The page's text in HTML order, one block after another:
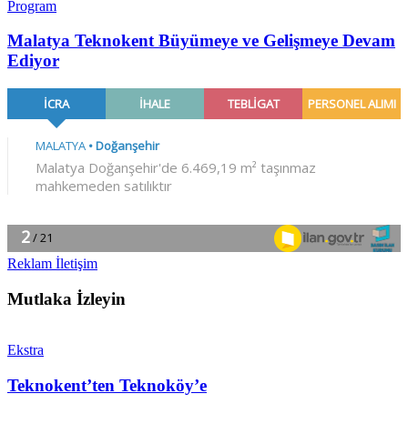
Program
Malatya Teknokent Büyümeye ve Gelişmeye Devam
Ediyor
Reklam İletişim
Mutlaka İzleyin
Ekstra
Teknokent’ten Teknoköy’e